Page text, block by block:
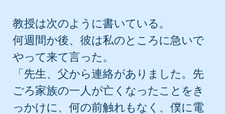
教授は次のように書いている。
何週間か後、彼は私のところに急いで
やって来て言った。
「先生、父から連絡がありました。先
ごろ家族の一人が亡くなったことをき
っかけに、何の前触れもなく、僕に電